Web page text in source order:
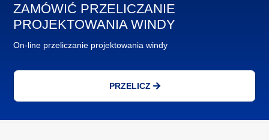
ZAMÓWIĆ PRZELICZANIE
PROJEKTOWANIA WINDY
On-line przeliczanie projektowania windy
PRZELICZ